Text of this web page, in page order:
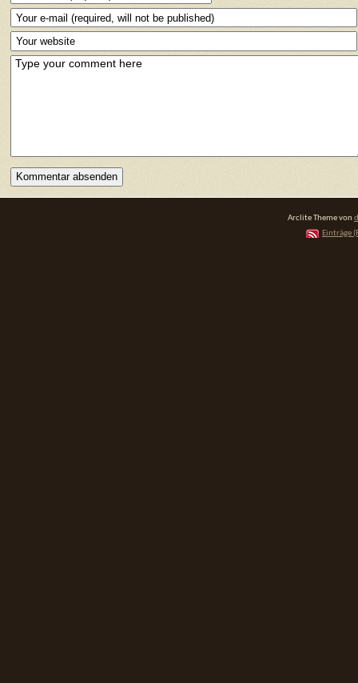
Arclite Theme von
Einträge